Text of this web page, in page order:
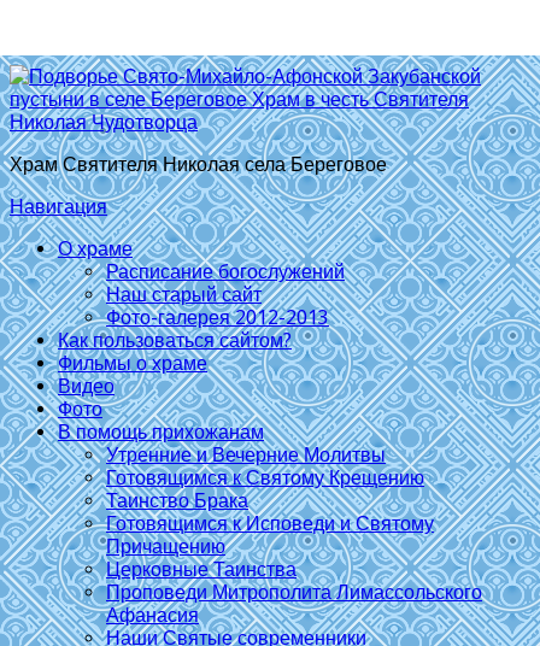
Храм Святителя Николая села Береговое
Навигация
О храме
Расписание богослужений
Наш старый сайт
Фото-галерея 2012-2013
Как пользоваться сайтом?
Фильмы о храме
Видео
Фото
В помощь прихожанам
Утренние и Вечерние Молитвы
Готовящимся к Святому Крещению
Таинство Брака
Готовящимся к Исповеди и Святому
Причащению
Церковные Таинства
Проповеди Митрополита Лимассольского
Афанасия
Наши Святые современники